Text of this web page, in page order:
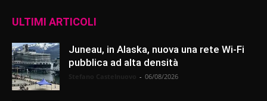
ULTIMI ARTICOLI
Juneau, in Alaska, nuova una rete Wi-Fi
pubblica ad alta densità
- 06/08/2026